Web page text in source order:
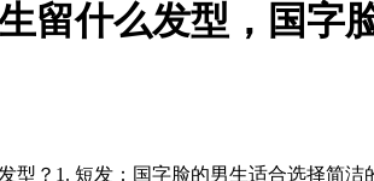
留什么发型，国字
型？1. 短发：国字脸的男生适合选择简